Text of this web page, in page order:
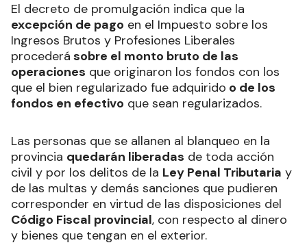
El decreto de promulgación indica que la
excepción de pago en el Impuesto sobre los
Ingresos Brutos y Profesiones Liberales
procederá sobre el monto bruto de las
operaciones que originaron los fondos con los
que el bien regularizado fue adquirido o de los
fondos en efectivo que sean regularizados.
Las personas que se allanen al blanqueo en la
provincia quedarán liberadas de toda acción
civil y por los delitos de la Ley Penal Tributaria y
de las multas y demás sanciones que pudieren
corresponder en virtud de las disposiciones del
Código Fiscal provincial, con respecto al dinero
y bienes que tengan en el exterior.